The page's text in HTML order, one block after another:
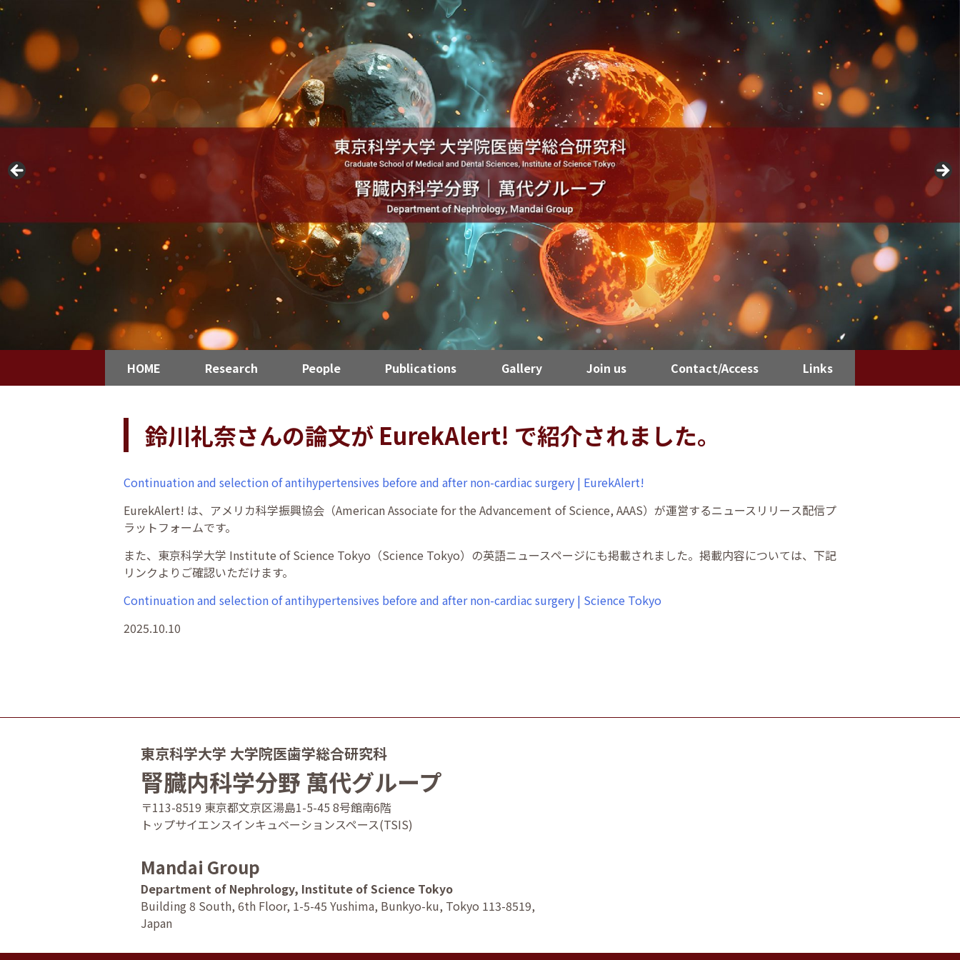
HOME Research People Publications Gallery Join us Contact/Access Links
鈴川礼奈さんの論文が EurekAlert! で紹介されました。
Continuation and selection of antihypertensives before and after non-cardiac surgery | EurekAlert!
EurekAlert! は、アメリカ科学振興協会（American Associate for the Advancement of Science, AAAS）が運営するニュースリリース配信プ
ラットフォームです。
また、東京科学大学 Institute of Science Tokyo（Science Tokyo）の英語ニュースページにも掲載されました。掲載内容については、下記
リンクよりご確認いただけます。
Continuation and selection of antihypertensives before and after non-cardiac surgery | Science Tokyo
2025.10.10
東京科学大学 大学院医歯学総合研究科
腎臓内科学分野 萬代グループ
〒113-8519 東京都⽂京区湯島1-5-45 8号館南6階
トップサイエンスインキュベーションスペース(TSIS)
Mandai Group
Department of Nephrology, Institute of Science Tokyo
Building 8 South, 6th Floor, 1-5-45 Yushima, Bunkyo-ku, Tokyo 113-8519,
Japan